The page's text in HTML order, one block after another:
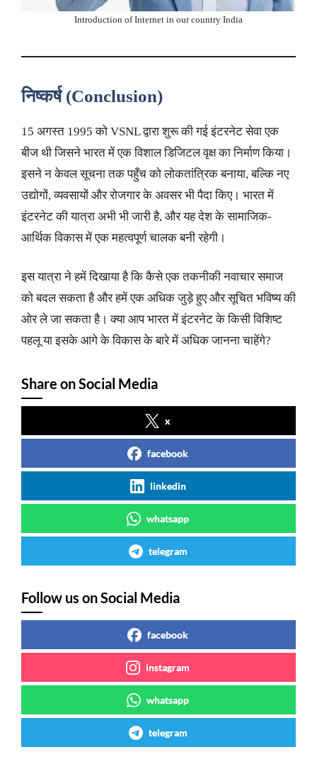
Introduction of Internet in our country India
निष्कर्ष (Conclusion)
15 अगस्त 1995 को VSNL द्वारा शुरू की गई इंटरनेट सेवा एक
बीज थी जिसने भारत में एक विशाल डिजिटल वृक्ष का निर्माण किया।
इसने न केवल सूचना तक पहुँच को लोकतांत्रिक बनाया, बल्कि नए
उद्योगों, व्यवसायों और रोजगार के अवसर भी पैदा किए। भारत में
इंटरनेट की यात्रा अभी भी जारी है, और यह देश के सामाजिक-
आर्थिक विकास में एक महत्वपूर्ण चालक बनी रहेगी।
इस यात्रा ने हमें दिखाया है कि कैसे एक तकनीकी नवाचार समाज
को बदल सकता है और हमें एक अधिक जुड़े हुए और सूचित भविष्य की
ओर ले जा सकता है। क्या आप भारत में इंटरनेट के किसी विशिष्ट
पहलू या इसके आगे के विकास के बारे में अधिक जानना चाहेंगे?
Share on Social Media
x
facebook
linkedin
whatsapp
telegram
Follow us on Social Media
facebook
instagram
whatsapp
telegram